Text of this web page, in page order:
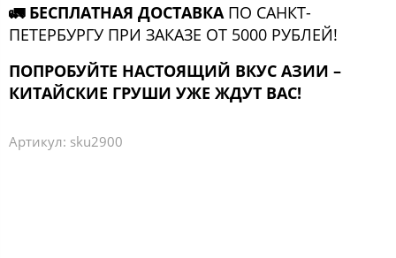
🚛 БЕСПЛАТНАЯ ДОСТАВКА ПО САНКТ-
ПЕТЕРБУРГУ ПРИ ЗАКАЗЕ ОТ 5000 РУБЛЕЙ!
ПОПРОБУЙТЕ НАСТОЯЩИЙ ВКУС АЗИИ –
КИТАЙСКИЕ ГРУШИ УЖЕ ЖДУТ ВАС!
Артикул: sku2900